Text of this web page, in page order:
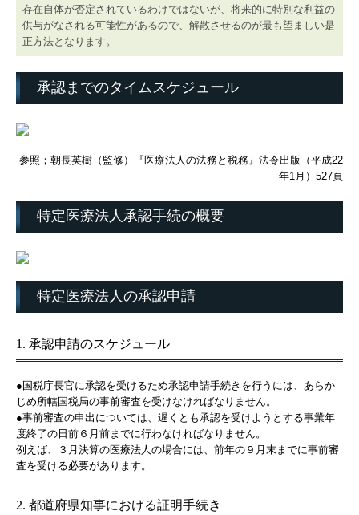
存在自体が否定されているわけではないが、将来的に特別な利益の
供与がなされる可能性があるので、解散させるのが最も望ましい是
正方法となります。
承認までのタイムスケジュール
参照；朝長英樹（監修）『医療法人の法務と税務』法令出版（平成22
年1月）527頁
特定医療法人承認手続の概要
特定医療法人の承認申請
1. 承認申請のスケジュール
●国税庁長官に承認を受けるため承認申請手続きを行うには、あらか
じめ所轄国税局の事前審査を受けなければなりません。
●事前審査の申出については、遅くとも承認を受けようとする事業年
度終了の日前６月前までに行わなければなりません。
例えば、３月決算の医療法人の場合には、前年の９月末までに事前審
査を受ける必要があります。
2. 都道府県知事における証明手続き